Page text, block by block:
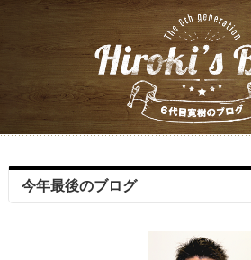
今年最後のブログ